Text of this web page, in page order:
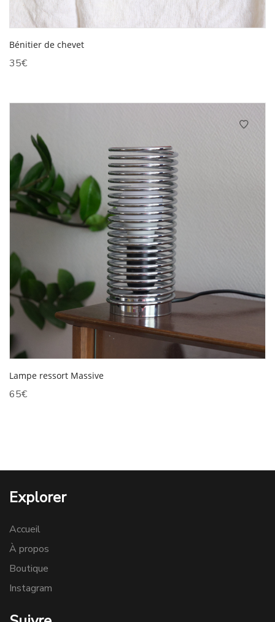
Bénitier de chevet
35€
Lampe ressort Massive
65€
Explorer
Accueil
À propos
Boutique
Instagram